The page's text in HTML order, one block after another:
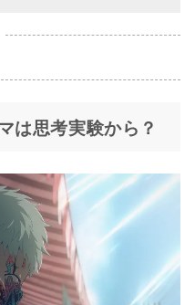
は思考実験から？